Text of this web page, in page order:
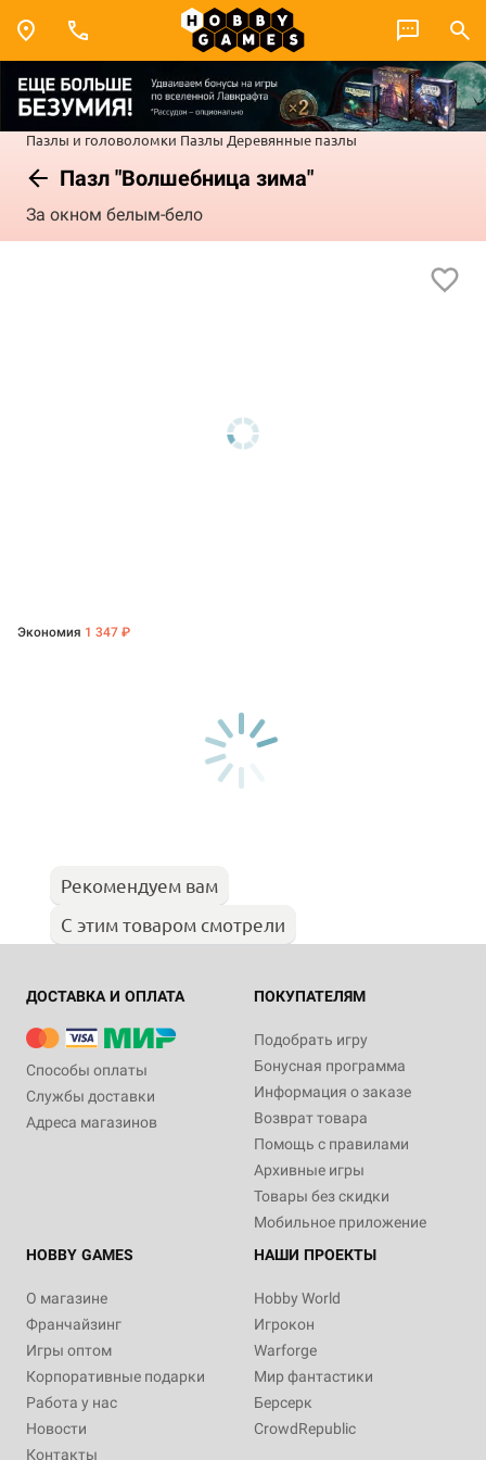
Пазлы и головоломки Пазлы Деревянные пазлы
Пазл "Волшебница зима"
За окном белым-бело
Экономия 1 347 ₽
Рекомендуем вам
С этим товаром смотрели
ДОСТАВКА И ОПЛАТА
Способы оплаты
Службы доставки
Адреса магазинов
ПОКУПАТЕЛЯМ
Подобрать игру
Бонусная программа
Информация о заказе
Возврат товара
Помощь с правилами
Архивные игры
Товары без скидки
Мобильное приложение
HOBBY GAMES
О магазине
Франчайзинг
Игры оптом
Корпоративные подарки
Работа у нас
Новости
Контакты
НАШИ ПРОЕКТЫ
Hobby World
Игрокон
Warforge
Мир фантастики
Берсерк
CrowdRepublic